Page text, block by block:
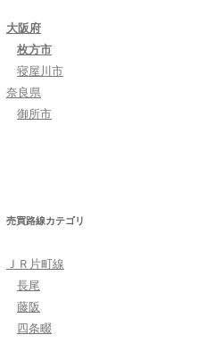
大阪府
枚方市
寝屋川市
奈良県
御所市
売買路線カテゴリ
ＪＲ片町線
長尾
藤阪
四条畷